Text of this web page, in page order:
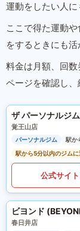
運動をしたい人に
ここで得た運動
をするときにも活
料金は月額、回
ページを確認し、
ザ パーソナルジ
覚王山店
パーソナルジム
駅か
駅から5分以内のジムに
公式サイ
ビヨンド
春日井店